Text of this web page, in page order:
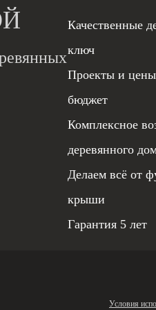
Качественные
ключ
Проекты и
бюджет
Комплексное
деревянного
Делаем всё от
крыши
Гарантия 5 лет
Условия